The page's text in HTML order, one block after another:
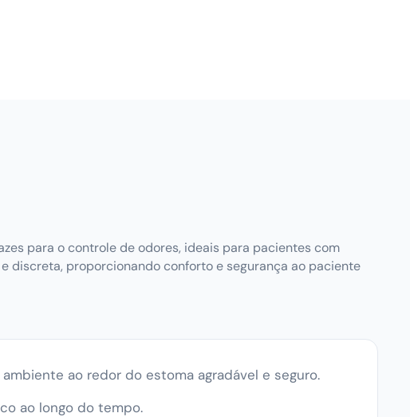
para o controle de odores, ideais para pacientes com
discreta, proporcionando conforto e segurança ao paciente
ao redor do estoma agradável e seguro.
ao longo do tempo.